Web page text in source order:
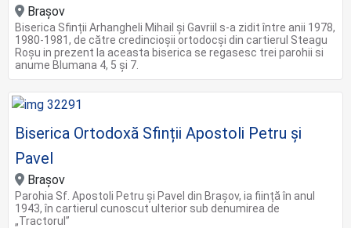
Brașov
Biserica Sfinții Arhangheli Mihail și Gavriil s-a zidit între anii 1978,
1980-1981, de către credincioșii ortodocşi din cartierul Steagu
Roșu in prezent la aceasta biserica se regasesc trei parohii si
anume Blumana 4, 5 și 7.
Biserica Ortodoxă Sfinții Apostoli Petru și
Pavel
Brașov
Parohia Sf. Apostoli Petru și Pavel din Brașov, ia ființă în anul
1943, în cartierul cunoscut ulterior sub denumirea de
„Tractorul”